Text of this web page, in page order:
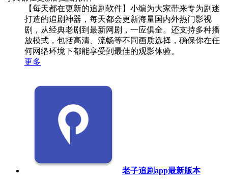
【每天都在更新的追剧软件】小编为大家带来专为剧迷
打造的追剧神器，每天都会更新海量国内外热门影视
剧，从经典老剧到最新网剧，一应俱全。还支持多种播
放模式，包括高清、流畅等不同画质选择，确保你在任
何网络环境下都能享受到最佳的观影体验。
更多
老子追剧app最新版本